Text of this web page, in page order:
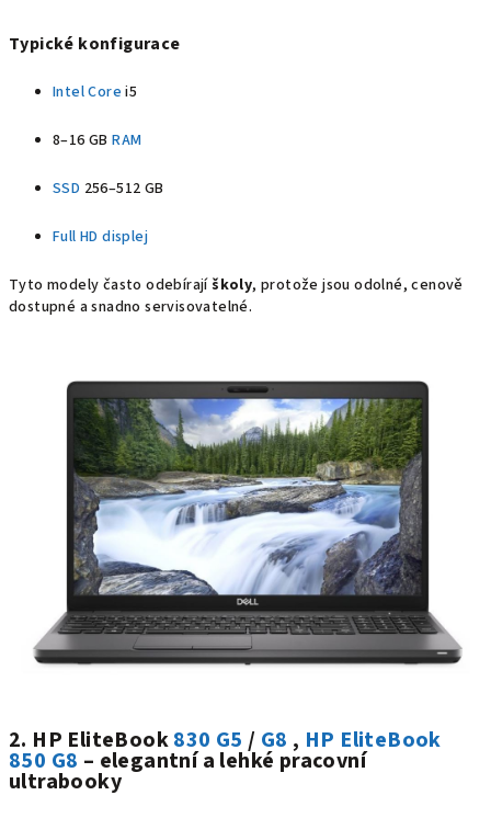
Typické konfigurace
Intel Core i5
8–16 GBRAM
SSD 256–512 GB
Full HD displej
Tyto modely často odebírajíškoly, protože jsou odolné, cenově
dostupné a snadno servisovatelné.
2. HP EliteBook830 G5 / G8 , HP EliteBook
850 G8 – elegantní a lehké pracovní
ultrabooky